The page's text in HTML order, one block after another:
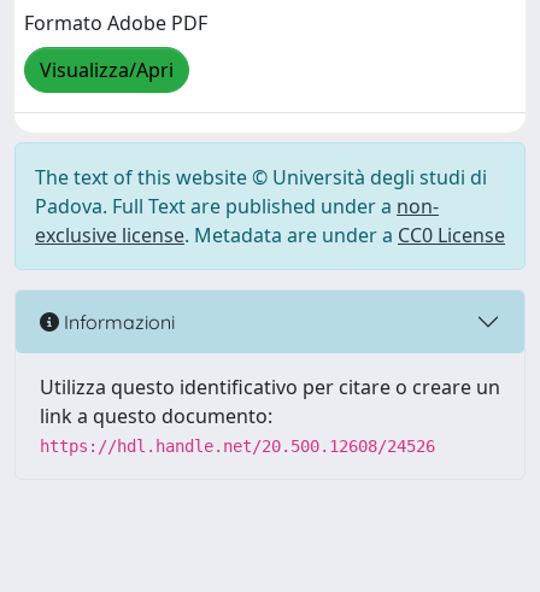
Formato Adobe PDF
Visualizza/Apri
The text of this website © Università degli studi di
Padova. Full Text are published under a non-
exclusive license. Metadata are under a CC0 License
Informazioni
Utilizza questo identificativo per citare o creare un
link a questo documento:
https://hdl.handle.net/20.500.12608/24526